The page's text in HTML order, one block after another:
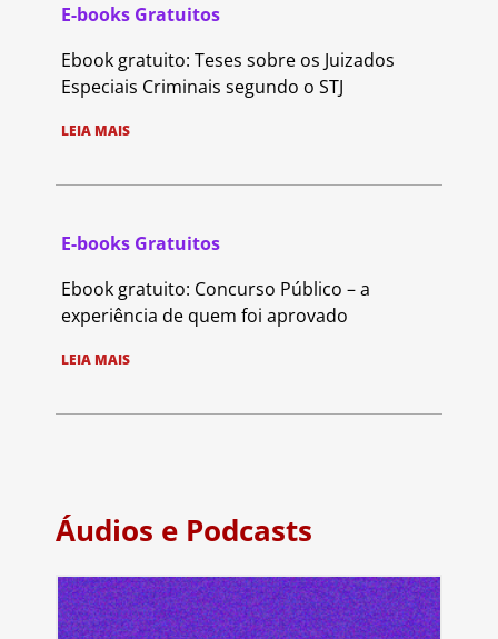
E-books Gratuitos
Ebook gratuito: Teses sobre os Juizados
Especiais Criminais segundo o STJ
LEIA MAIS
E-books Gratuitos
Ebook gratuito: Concurso Público – a
experiência de quem foi aprovado
LEIA MAIS
Áudios e Podcasts